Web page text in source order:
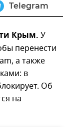
Telegram
Крым. У
перенести
а также
в
Об
на